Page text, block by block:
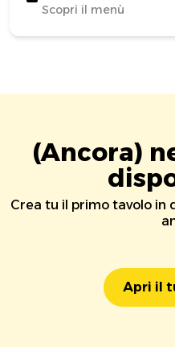
Scopri il menù
(Ancora)
Crea tu il primo tavolo in
Apri il